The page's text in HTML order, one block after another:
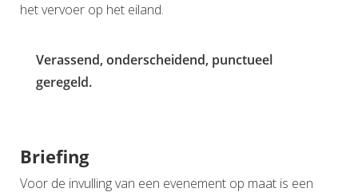
het vervoer op het eiland.
Verassend, onderscheidend, punctueel
geregeld.
Briefing
Voor de invulling van een evenement op maat is een